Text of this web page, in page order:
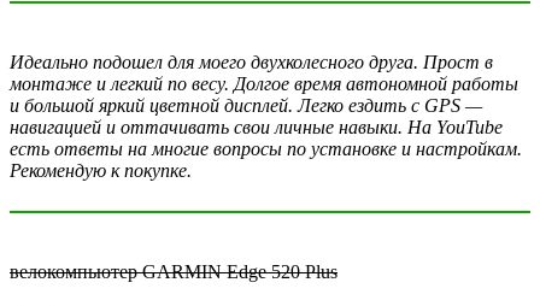
Идеально подошел для моего двухколесного друга. Прост в
монтаже и легкий по весу. Долгое время автономной работы
и большой яркий цветной дисплей. Легко ездить с GPS —
навигацией и оттачивать свои личные навыки. На YouTube
есть ответы на многие вопросы по установке и настройкам.
Рекомендую к покупке.
велокомпьютер GARMIN Edge 520 Plus